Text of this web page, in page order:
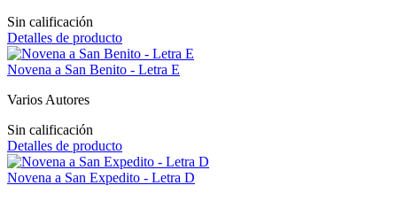
Sin calificación
Detalles de producto
Novena a San Benito - Letra E
Varios Autores
Sin calificación
Detalles de producto
Novena a San Expedito - Letra D